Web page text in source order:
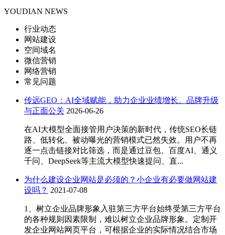
YOUDIAN NEWS
行业动态
网站建设
空间域名
微信营销
网络营销
常见问题
传远GEO：AI全域赋能，助力企业业绩增长、品牌升级
与正面公关 2026-06-26
在AI大模型全面接管用户决策的新时代，传统SEO长链
路、低转化、被动曝光的营销模式已然失效。用户不再
逐一点击链接对比筛选，而是通过豆包、百度AI、通义
千问、DeepSeek等主流大模型快速提问、直...
为什么建设企业网站是必须的？小企业有必要做网站建
设吗？ 2021-07-08
1、树立企业品牌形象入驻第三方平台始终受第三方平台
的各种规则因素限制，难以树立企业品牌形象。定制开
发企业网站网页平台，可根据企业的实际情况结合市场